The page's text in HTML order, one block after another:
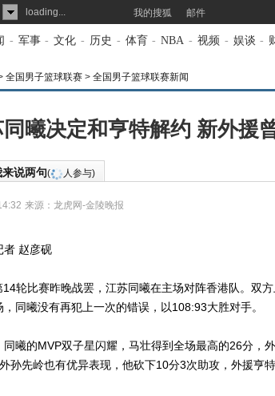
loading... 我的搜狐 邮件
- 军事 - 文化 - 历史 - 体育 - NBA - 视频 - 娱谈 -
全国男子篮球联赛 > 全国男子篮球联赛新闻
曦决定和亨特解约 新外援
来说两句( 人参与)
来源： 龙虎网-金陵晚报
赵彦砚
比赛昨晚战罢，江苏同曦在主场对阵香港队。双方
同曦没有再犯上一次的错误，以108:93大胜对手。
的MVP双子星闪耀，马壮得到全场最高的26分，
孙先岭也有优异表现，他砍下10分3次助攻，外援亨